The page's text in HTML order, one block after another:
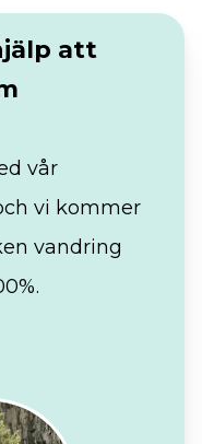
att
vår
vi kommer
vandring